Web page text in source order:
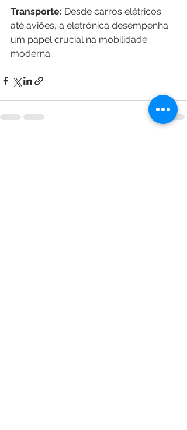
Transporte: Desde carros elétricos
até aviões, a eletrônica desempenha
um papel crucial na mobilidade
moderna.